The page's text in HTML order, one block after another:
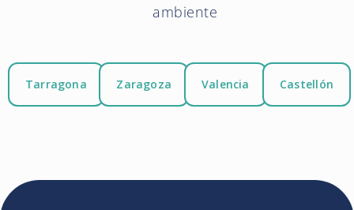
ambiente
Tarragona Zaragoza Valencia Castellón